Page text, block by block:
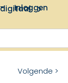
Inloggen
digitaal
Volgende >